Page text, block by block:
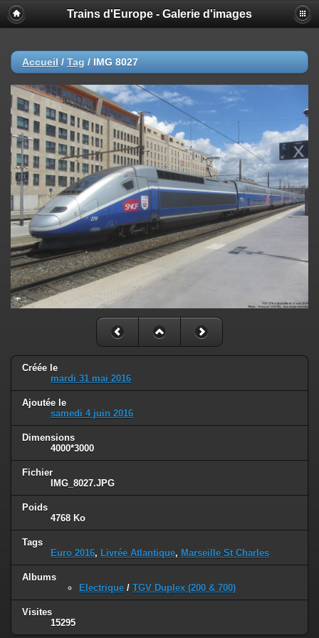
Trains d'Europe - Galerie d'images
Accueil / Tag / IMG 8027
Créée le
mardi 31 mai 2016
Ajoutée le
samedi 4 juin 2016
Dimensions
4000*3000
Fichier
IMG_8027.JPG
Poids
4768 Ko
Tags
Euro 2016, Livrée Atlantique, Marseille St Charles
Albums
Electrique / TGV Duplex (200 & 700)
Visites
15295